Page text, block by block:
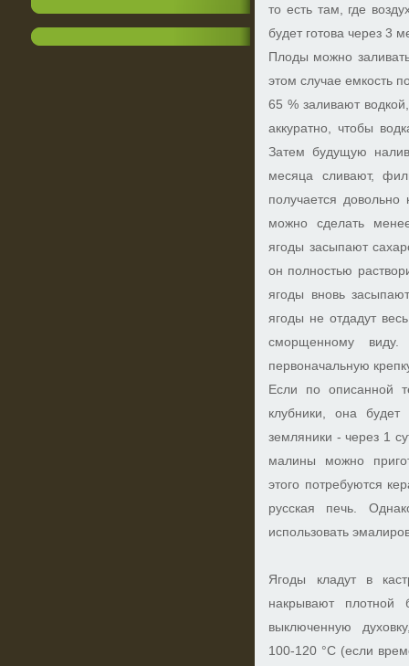
то есть там, где
будет готова через 3
Плоды можно
этом случае емкость
65 % заливают
аккуратно, чтобы
Затем будущую
месяца сливают,
получается
можно сделать
ягоды засыпают
он полностью
ягоды вновь
ягоды не отдадут
сморщенному виду.
первоначальную
Если по описанной
клубники, она
земляники - через 1
малины можно
этого потребуются
русская печь.
использовать
Ягоды кладут в
накрывают плотной
выключенную
100-120 °С (если